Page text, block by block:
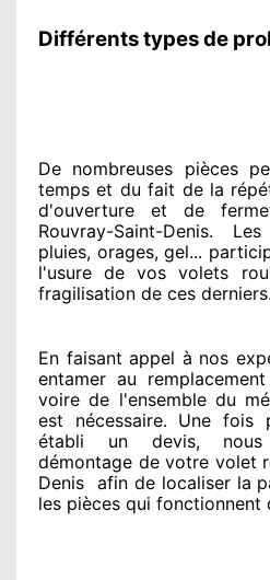
Différents types de
De nombreuses pièces
temps et du fait de la
d'ouverture et de
Rouvray-Saint-Denis.
pluies, orages, gel...
l'usure de vos volets
fragilisation de ces derniers.
En faisant appel à nos
entamer au
voire de l'ensembledu
est nécessaire. Une fois
établi un devis, nous
démontage de votre volet
Denis afin delocaliser la
les pièces qui fonctionnent